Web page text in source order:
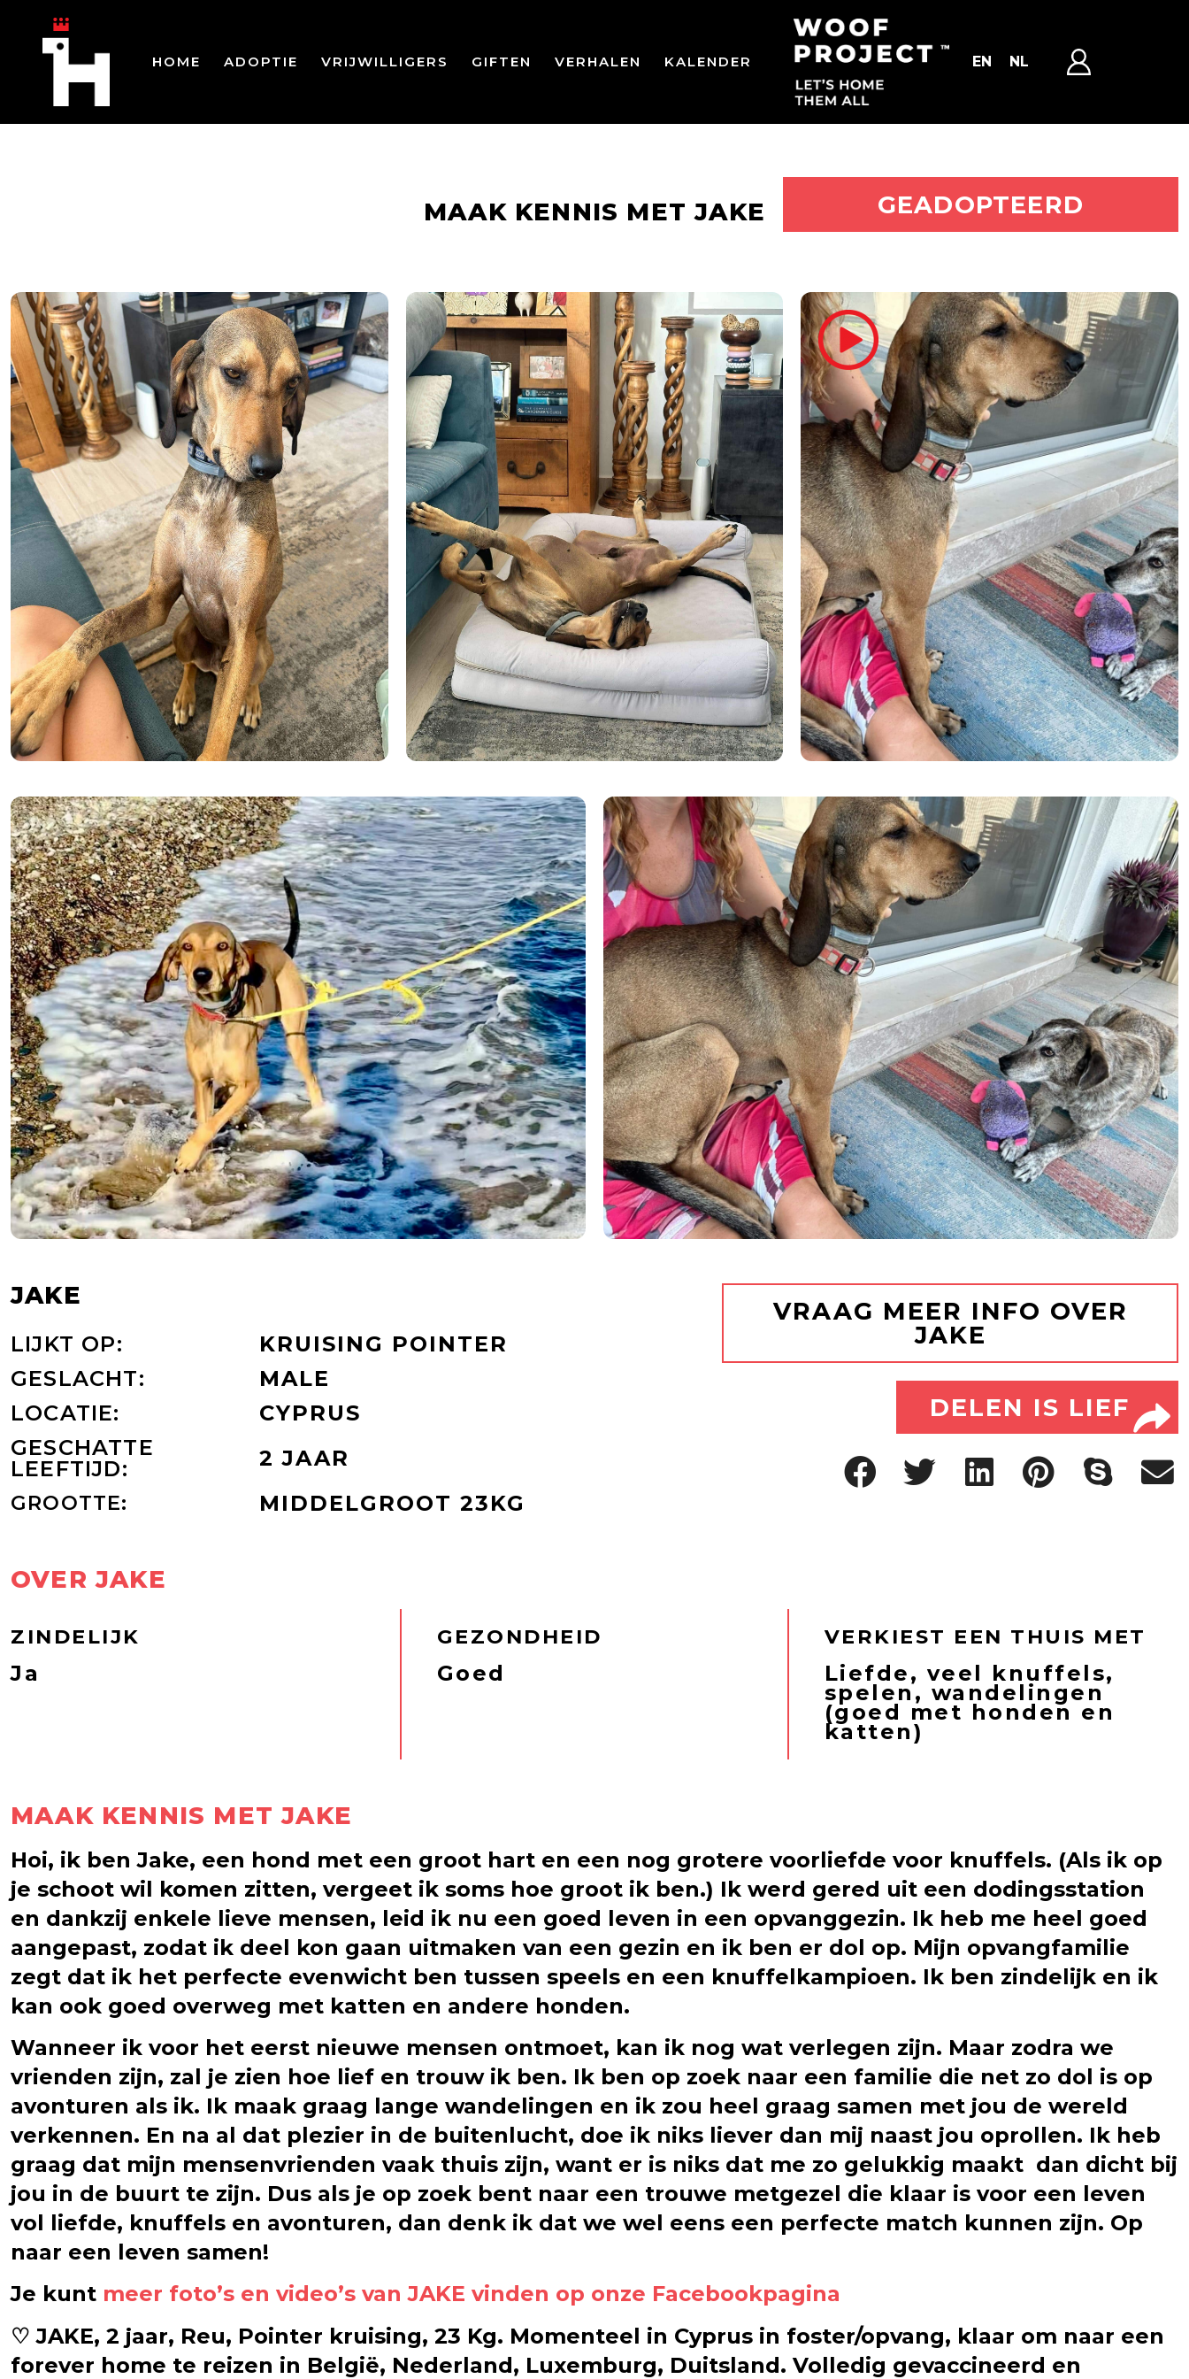
HOME ADOPTIE VRIJWILLIGERS GIFTEN VERHALEN KALENDER EN NL
MAAK KENNIS MET JAKE ADOPTEER MIJ
GEADOPTEERD
JAKE
LIJKT OP:
GESLACHT:
LOCATIE:
GESCHATTE
LEEFTIJD:
GROOTTE:
KRUISING POINTER
MALE
CYPRUS
2 JAAR
MIDDELGROOT 23KG
VRAAG MEER INFO OVER
JAKE
DELEN IS LIEF
OVER JAKE
ZINDELIJK
Ja
GEZONDHEID
Goed
VERKIEST EEN THUIS MET
Liefde, veel knuffels,
spelen, wandelingen
(goed met honden en
katten)
MAAK KENNIS MET JAKE
Hoi, ik ben Jake, een hond met een groot hart en een nog grotere voorliefde voor knuffels. (Als ik op
je schoot wil komen zitten, vergeet ik soms hoe groot ik ben.) Ik werd gered uit een dodingsstation
en dankzij enkele lieve mensen, leid ik nu een goed leven in een opvanggezin. Ik heb me heel goed
aangepast, zodat ik deel kon gaan uitmaken van een gezin en ik ben er dol op. Mijn opvangfamilie
zegt dat ik het perfecte evenwicht ben tussen speels en een knuffelkampioen. Ik ben zindelijk en ik
kan ook goed overweg met katten en andere honden.
Wanneer ik voor het eerst nieuwe mensen ontmoet, kan ik nog wat verlegen zijn. Maar zodra we
vrienden zijn, zal je zien hoe lief en trouw ik ben. Ik ben op zoek naar een familie die net zo dol is op
avonturen als ik. Ik maak graag lange wandelingen en ik zou heel graag samen met jou de wereld
verkennen. En na al dat plezier in de buitenlucht, doe ik niks liever dan mij naast jou oprollen. Ik heb
graag dat mijn mensenvrienden vaak thuis zijn, want er is niks dat me zo gelukkig maakt dan dicht bij
jou in de buurt te zijn. Dus als je op zoek bent naar een trouwe metgezel die klaar is voor een leven
vol liefde, knuffels en avonturen, dan denk ik dat we wel eens een perfecte match kunnen zijn. Op
naar een leven samen!
Je kunt meer foto’s en video’s van JAKE vinden op onze Facebookpagina
♡ JAKE, 2 jaar, Reu, Pointer kruising, 23 Kg. Momenteel in Cyprus in foster/opvang, klaar om naar een
forever home te reizen in België, Nederland, Luxemburg, Duitsland. Volledig gevaccineerd en